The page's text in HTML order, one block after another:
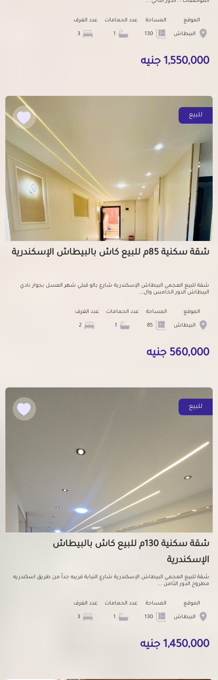
الموقع
البيطاش
المساحة عدد الحمامات عدد الغرف
1,550,000 جنيه
للبيع
شقة سكنية 85م للبيع كاش بالبيطاش الإسكندرية
شقة للبيع العجمي البيطاش الإسكندرية شارع بالو قبلي شهر العسل بجوار نادي
البيطاش الدور الخامس وال...
الموقع
البيطاش
المساحة
85
عدد الحمامات عدد الغرف
560,000 جنيه
للبيع
شقة سكنية 130م للبيع كاش بالبيطاش
الإسكندرية
شقة للبيع العجمي البيطاش الإسكندرية شارع النيابة قريبه جداً من طريق اسكندريه
مطروح الدور التامن ...
الموقع
البيطاش
المساحة عدد الحمامات عدد الغرف
1,450,000 جنيه